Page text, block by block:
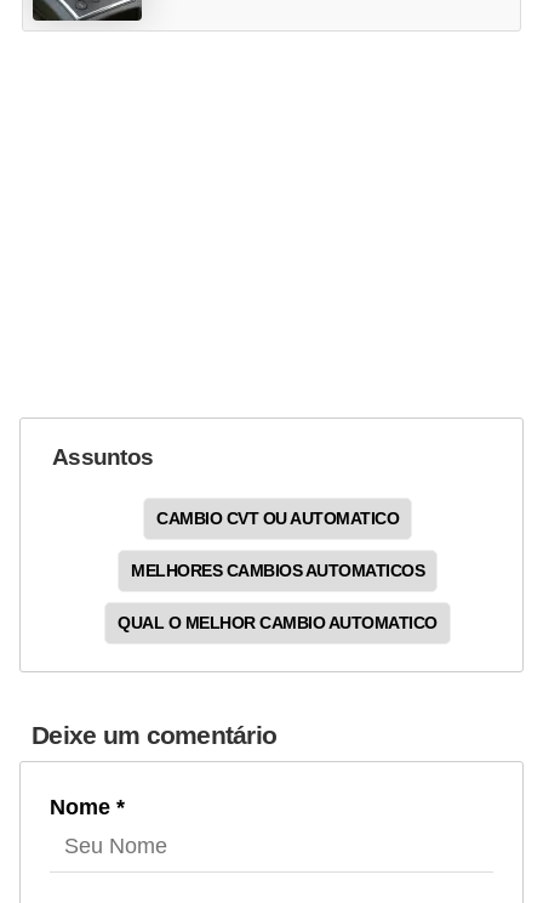
Assuntos
CAMBIO CVT OU AUTOMATICO
MELHORES CAMBIOS AUTOMATICOS
QUAL O MELHOR CAMBIO AUTOMATICO
Deixe um comentário
Nome *